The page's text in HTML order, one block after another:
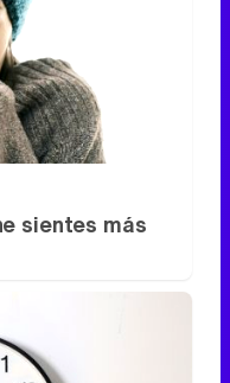
sientes más